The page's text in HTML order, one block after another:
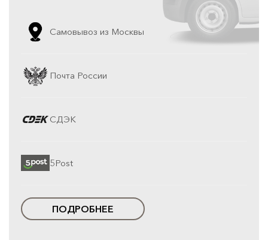
Самовывоз из Москвы
Почта России
СДЭК
5Post
ПОДРОБНЕЕ